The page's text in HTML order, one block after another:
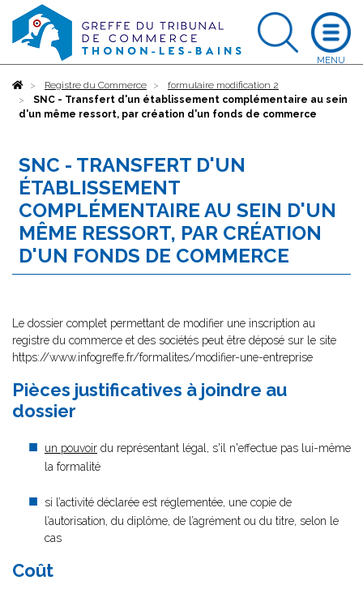
AccueilRegistre du Commerce
formulaire modification 2
SNC - Transfert d'un établissement complémentaire au sein
d'un même ressort, par création d'un fonds de commerce
SNC - TRANSFERT D'UN
ÉTABLISSEMENT
COMPLÉMENTAIRE AU SEIN D'UN
MÊME RESSORT, PAR CRÉATION
D'UN FONDS DE COMMERCE
Le dossier complet permettant de modifier une inscription au
registre du commerce et des sociétés peut être déposé sur le site
https://www.infogreffe.fr/formalites/modifier-une-entreprise
Pièces justificatives à joindre au
dossier
un pouvoir du représentant légal, s'il n'effectue pas lui-même
la formalité
si l’activité déclarée est réglementée, une copie de
l’autorisation, du diplôme, de l’agrément ou du titre, selon le
cas
Coût